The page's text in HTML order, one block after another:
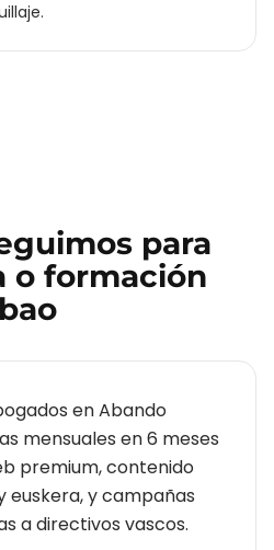
para
o formación
en Abando
mensuales en 6 meses
premium, contenido
euskera, y campañas
a directivos vascos.